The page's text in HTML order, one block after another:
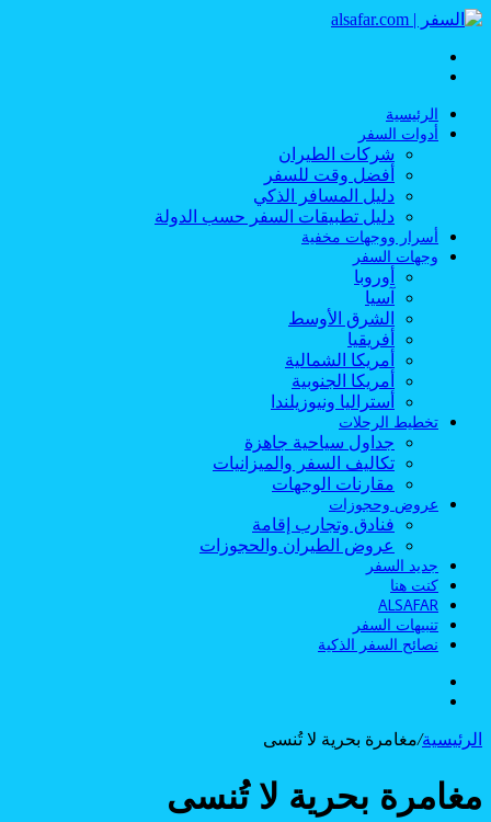
الرئيسية
أدوات السفر
شركات الطيران
أفضل وقت للسفر
دليل المسافر الذكي
دليل تطبيقات السفر حسب الدولة
أسرار ووجهات مخفية
وجهات السفر
أوروبا
آسيا
الشرق الأوسط
أفريقيا
أمريكا الشمالية
أمريكا الجنوبية
أستراليا ونيوزيلندا
تخطيط الرحلات
جداول سياحية جاهزة
تكاليف السفر والميزانيات
مقارنات الوجهات
عروض وحجوزات
فنادق وتجارب إقامة
عروض الطيران والحجوزات
جديد السفر
كنت هنا
ALSAFAR
تنبيهات السفر
نصائح السفر الذكية
الرئيسية/مغامرة بحرية لا تُنسى
مغامرة بحرية لا تُنسى